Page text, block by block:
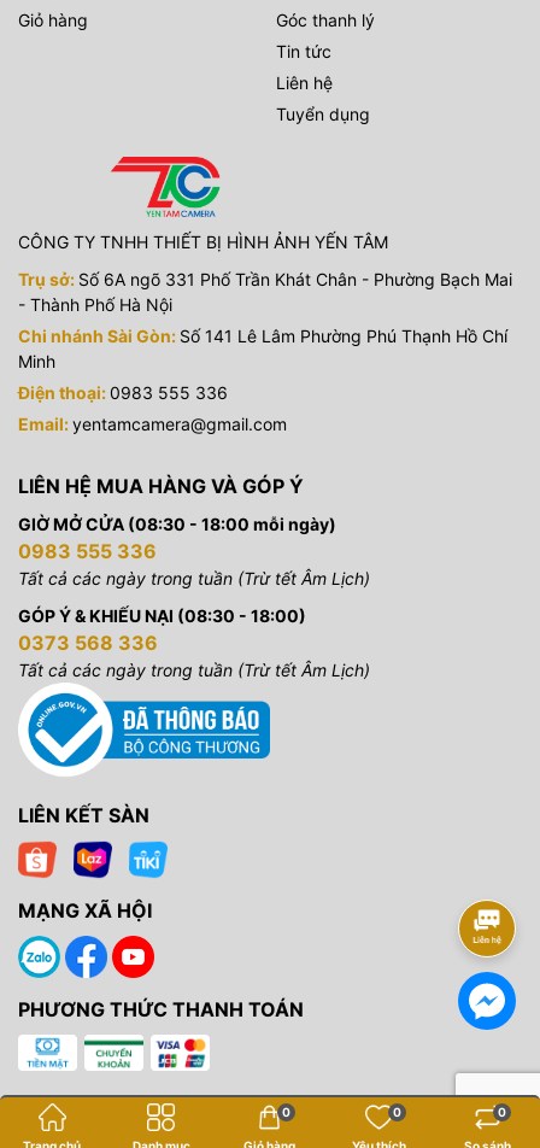
Giỏ hàng
Góc thanh lý
Tin tức
Liên hệ
Tuyển dụng
CÔNG TY TNHH THIẾT BỊ HÌNH ẢNH YẾN TÂM
Trụ sở: Số 6A ngõ 331 Phố Trần Khát Chân - Phường Bạch Mai
- Thành Phố Hà Nội
Chi nhánh Sài Gòn: Số 141 Lê Lâm Phường Phú Thạnh Hồ Chí
Minh
Điện thoại:0983 555 336
Email:yentamcamera@gmail.com
LIÊN HỆ MUA HÀNG VÀ GÓP Ý
GIỜ MỞ CỬA (08:30 - 18:00 mỗi ngày)
0983 555 336
Tất cả các ngày trong tuần (Trừ tết Âm Lịch)
GÓP Ý & KHIẾU NẠI (08:30 - 18:00)
0373 568 336
Tất cả các ngày trong tuần (Trừ tết Âm Lịch)
LIÊN KẾT SÀN
MẠNG XÃ HỘI
PHƯƠNG THỨC THANH TOÁN
0 0 0